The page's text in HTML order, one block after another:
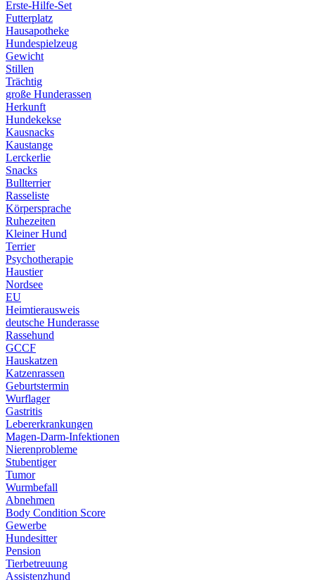
Erste-Hilfe-Set
Futterplatz
Hausapotheke
Hundespielzeug
Gewicht
Stillen
Trächtig
große Hunderassen
Herkunft
Hundekekse
Kausnacks
Kaustange
Lerckerlie
Snacks
Bullterrier
Rasseliste
Körpersprache
Ruhezeiten
Kleiner Hund
Terrier
Psychotherapie
Haustier
Nordsee
EU
Heimtierausweis
deutsche Hunderasse
Rassehund
GCCF
Hauskatzen
Katzenrassen
Geburtstermin
Wurflager
Gastritis
Lebererkrankungen
Magen-Darm-Infektionen
Nierenprobleme
Stubentiger
Tumor
Wurmbefall
Abnehmen
Body Condition Score
Gewerbe
Hundesitter
Pension
Tierbetreuung
Assistenzhund